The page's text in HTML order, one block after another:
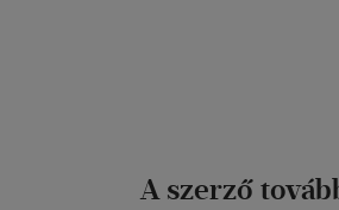
A szerző